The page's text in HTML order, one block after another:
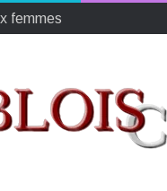
enfants défavorisés